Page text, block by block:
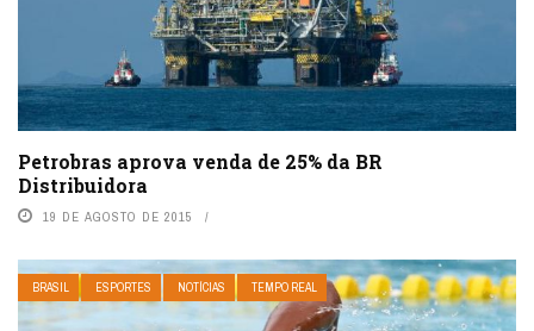
Petrobras aprova venda de 25% da BR
Distribuidora
19 DE AGOSTO DE 2015
BRASIL ESPORTES NOTÍCIAS TEMPO REAL